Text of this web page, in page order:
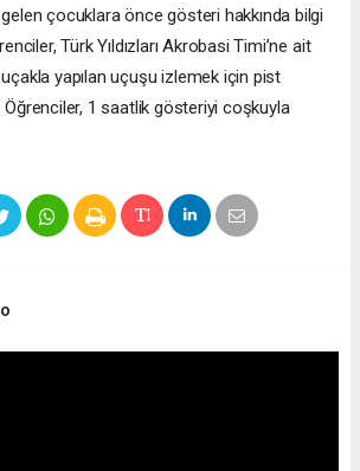
gelen çocuklara önce gösteri hakkında bilgi
Türk Yıldızları Akrobasi Timi’ne ait
yapılan uçuşu izlemek için pist
Öğrenciler, 1 saatlik gösteriyi coşkuyla